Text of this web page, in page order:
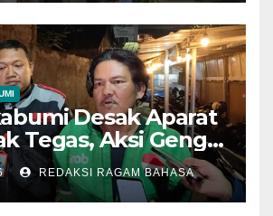
Desak Aparat
Tegas, Aksi Geng
Semakin
Keselamatan
REDAKSI RAGAM BAHASA